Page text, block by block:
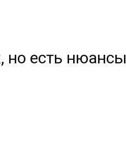
но есть нюансы